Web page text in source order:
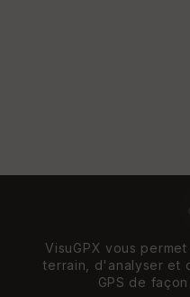
VisuGPX vous
terrain, d'analyser et
GPS de